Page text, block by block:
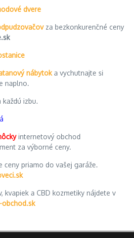
dvere
za bezkonkurenčné ceny
nábytoka vychutnajte si
naplno.
každú izbu.
internetový obchod
za výborné ceny.
ceny priamo do vašej garáže.
kvapiek a CBD kozmetiky nájdete v
obchod.sk